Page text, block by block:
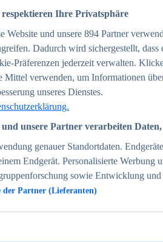
zu mehr als 39.000 Online-Shops
70+
Ihre Privatsphäre
Website und unsere 894 Partner
Dadurch wird sichergestellt,
Präferenzen jederzeit verwalten.
Mittel verwenden, um Informationen
unseres Dienstes.
unsere Partner verarbeiten
genauer Standortdaten.
Endgerät. Personalisierte Werbung
sowie Entwicklung
der Partner (Lieferanten)